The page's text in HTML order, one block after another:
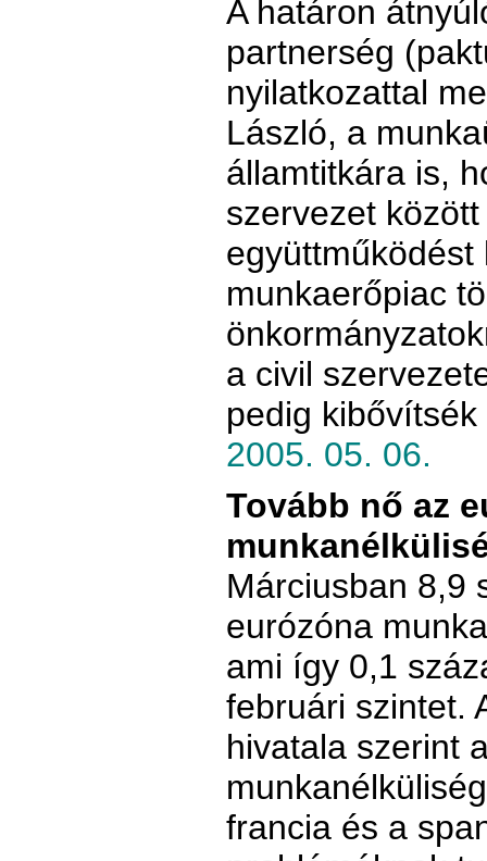
A határon
partnerség
nyilatkozattal
László, a
államtitkára is,
szervezet
együttműködést
munkaerőpiac
a civil
pedig
2005. 05. 06.
Tovább nő az
Márciusban 8,9
eurózóna
ami így 0,1
februári szintet.
hivatala szerint
francia és a